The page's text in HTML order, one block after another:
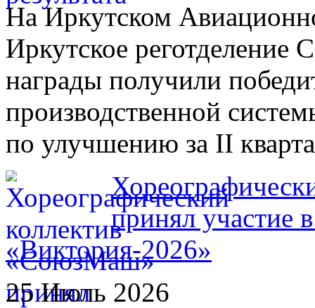
На Иркутском
Иркутское
награды получили
производственной
по улучшению за II
принял участие
«Виктория-2026»
25 Июль 2026